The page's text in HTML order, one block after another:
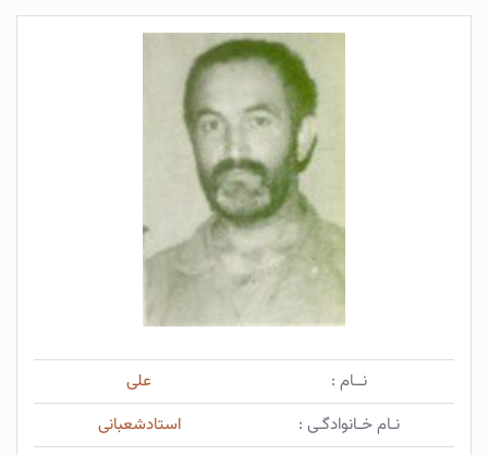
نــام :
علی
نـام خـانوادگـی :
استادشعبانی